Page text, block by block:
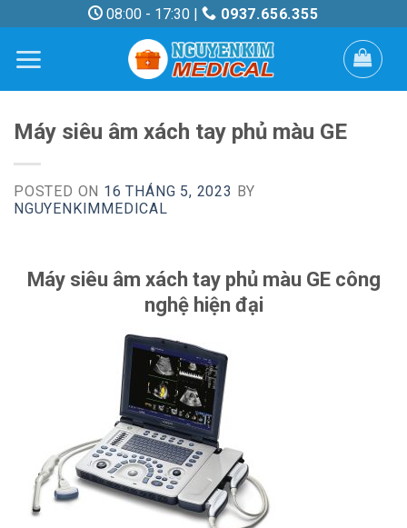
content
08:00 - 17:30 | 0937.656.355
Máy siêu âm xách tay phủ màu GE
POSTED ON 16 THÁNG 5, 2023 BY
NGUYENKIMMEDICAL
Máy siêu âm xách tay phủ màu GE công
nghệ hiện đại